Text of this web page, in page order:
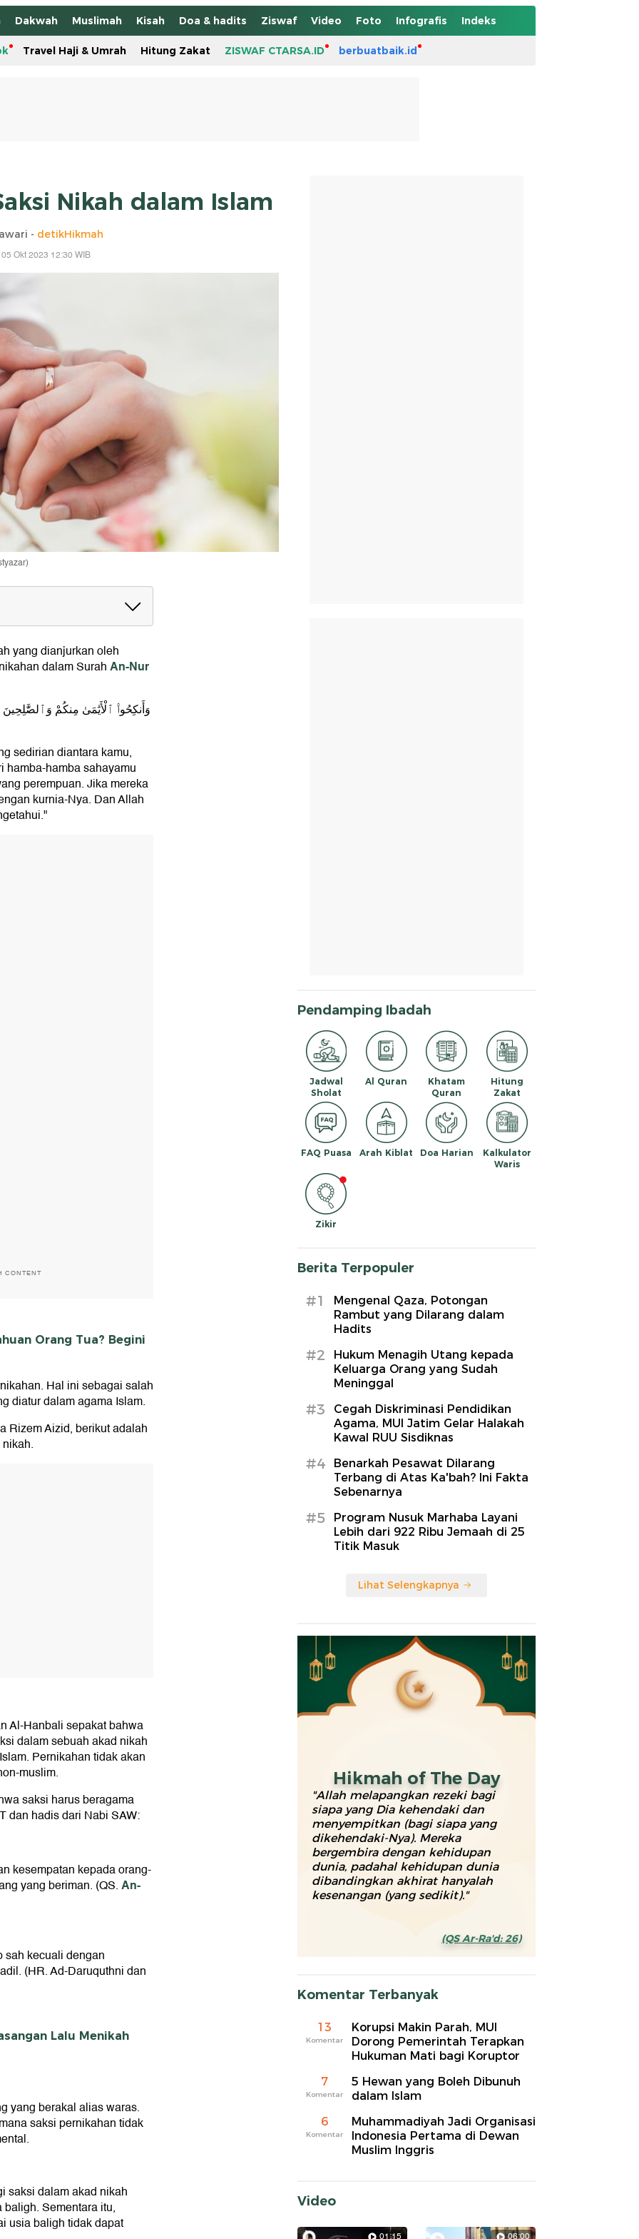
Dakwah Muslimah Kisah Doa & hadits Ziswaf Video Foto Infografis Indeks
Travel Haji & Umrah Hitung Zakat ZISWAF CTARSA.ID berbuatbaik.id
Nikah dalam Islam
- detikHikmah
Okt 2023 12:30 WIB
yang dianjurkan oleh
dalam SurahAn-Nur
وَأَنكِحُوا۟ ٱلْأَيَٰمَىٰ مِنكُمْ وَٱلصَّٰلِحِينَ
sedirian diantara kamu,
hamba-hamba sahayamu
perempuan. Jika mereka
kurnia-Nya. Dan Allah
CONTENT
Orang Tua? Begini
Hal ini sebagai salah
diatur dalam agama Islam.
Rizem Aizid, berikut adalah
Al-Hanbali sepakat bahwa
dalam sebuah akad nikah
Pernikahan tidak akan
muslim.
saksi harus beragama
dan hadis dari Nabi SAW:
kesempatan kepada orang-
yang beriman. (QS.An-
sah kecuali dengan
(HR. Ad-Daruquthni dan
Lalu Menikah
yang berakal alias waras.
saksi pernikahan tidak
saksi dalam akad nikah
Sementara itu,
usia baligh tidak dapat
Pendamping Ibadah
Jadwal
Sholat
Al Quran
Khatam
Quran
Hitung
Zakat
FAQ Puasa Arah Kiblat Doa Harian
Kalkulator
Waris
Zikir
Berita Terpopuler
#1
Mengenal Qaza, Potongan
Rambut yang Dilarang dalam
Hadits
#2
Hukum Menagih Utang kepada
Keluarga Orang yang Sudah
Meninggal
#3
Cegah Diskriminasi Pendidikan
Agama, MUI Jatim Gelar Halakah
Kawal RUU Sisdiknas
#4
Benarkah Pesawat Dilarang
Terbang di Atas Ka'bah? Ini Fakta
Sebenarnya
#5
Program Nusuk Marhaba Layani
Lebih dari 922 Ribu Jemaah di 25
Titik Masuk
Lihat Selengkapnya
Hikmah of The Day
"Allah melapangkan rezeki bagi
siapa yang Dia kehendaki dan
menyempitkan (bagi siapa yang
dikehendaki-Nya). Mereka
bergembira dengan kehidupan
dunia, padahal kehidupan dunia
dibandingkan akhirat hanyalah
kesenangan (yang sedikit)."
(QS Ar-Ra'd: 26)
Komentar Terbanyak
13
Komentar
Korupsi Makin Parah, MUI
Dorong Pemerintah Terapkan
Hukuman Mati bagi Koruptor
7
Komentar
5 Hewan yang Boleh Dibunuh
dalam Islam
6
Komentar
Muhammadiyah Jadi Organisasi
Indonesia Pertama di Dewan
Muslim Inggris
Video